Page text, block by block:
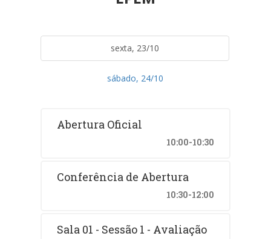
sexta, 23/10
sábado, 24/10
Abertura Oficial
10:00-10:30
Conferência de Abertura
10:30-12:00
Sala 01 - Sessão 1 - Avaliação